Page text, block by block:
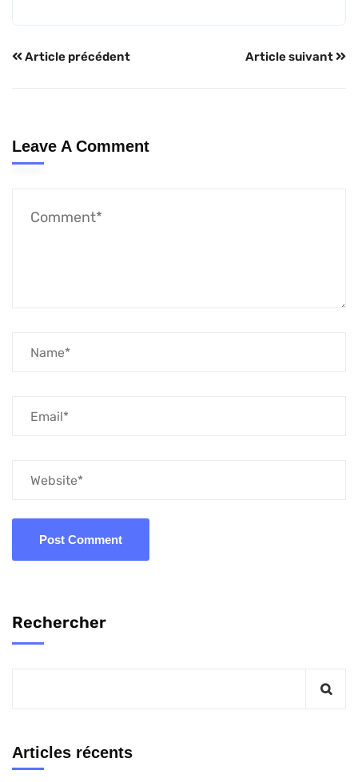
Article précédent Article suivant
Leave A Comment
Rechercher
Articles récents